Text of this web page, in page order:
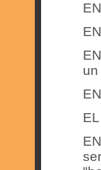
un